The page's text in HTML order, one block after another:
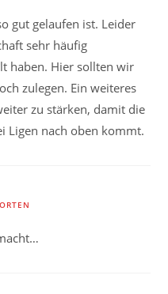
gut gelaufen ist. Leider
sehr häufig
haben. Hier sollten wir
zulegen. Ein weiteres
zu stärken, damit die
Ligen nach oben kommt.